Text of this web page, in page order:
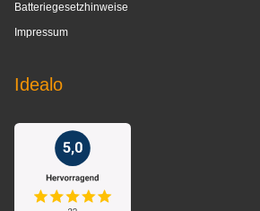
Batteriegesetzhinweise
Impressum
Idealo